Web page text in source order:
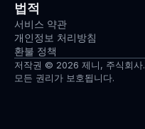
법적
서비스 약관
개인정보 처리방침
환불 정책
저작권 © 2026 제니, 주식회사.
모든 권리가 보호됩니다.